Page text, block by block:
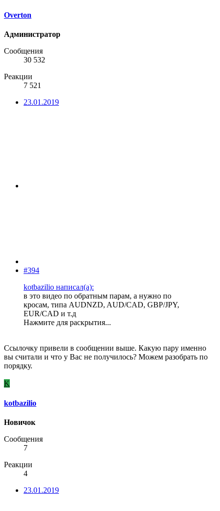
Overton
Администратор
Сообщения
30 532
Реакции
7 521
23.01.2019
#394
kotbazilio написал(а):
в это видео по обратным парам, а нужно по
кросам, типа AUDNZD, AUD/CAD, GBP/JPY,
EUR/CAD и т.д
Нажмите для раскрытия...
Ссылочку привели в сообщении выше. Какую пару именно
вы считали и что у Вас не получилось? Можем разобрать по
порядку.
K
kotbazilio
Новичок
Сообщения
7
Реакции
4
23.01.2019